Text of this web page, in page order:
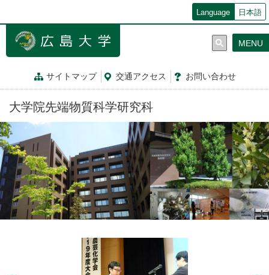
ン
動
Language 日本語
サイトマップ 交通アクセス お問い合わせ
MENU
大学院先端物質科学研究科